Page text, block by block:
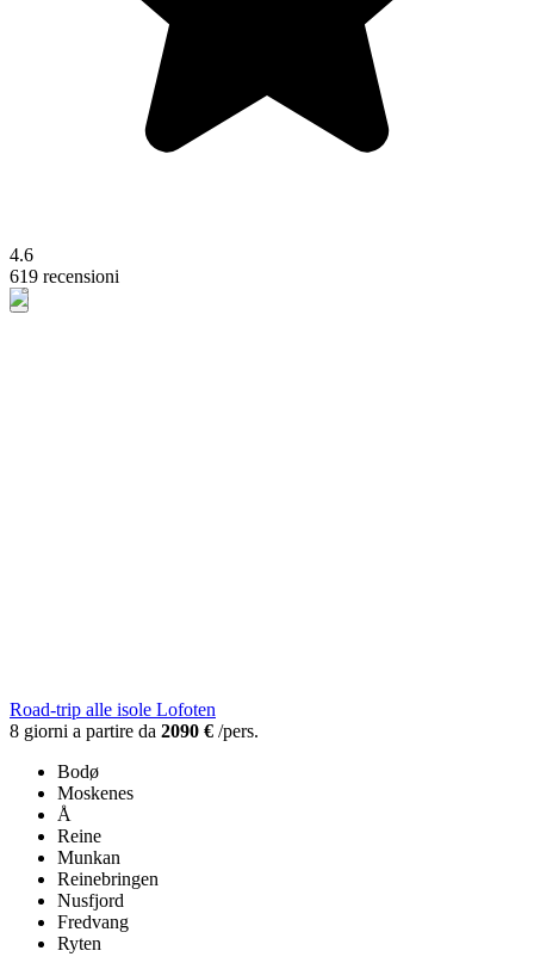
4.6
619 recensioni
Road-trip alle isole Lofoten
8 giorni a partire da 2090 € /pers.
Bodø
Moskenes
Å
Reine
Munkan
Reinebringen
Nusfjord
Fredvang
Ryten